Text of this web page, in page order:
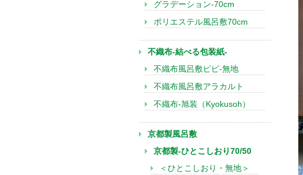
グラデーション-70cm
ポリエステル風呂敷70cm
不織布-結べる包装紙-
不織布風呂敷ピピ-無地
不織布風呂敷アラカルト
不織布-旭装（Kyokusoh）
京都製風呂敷
京都製-ひとこしおり70/50
＜ひとこしおり・無地＞